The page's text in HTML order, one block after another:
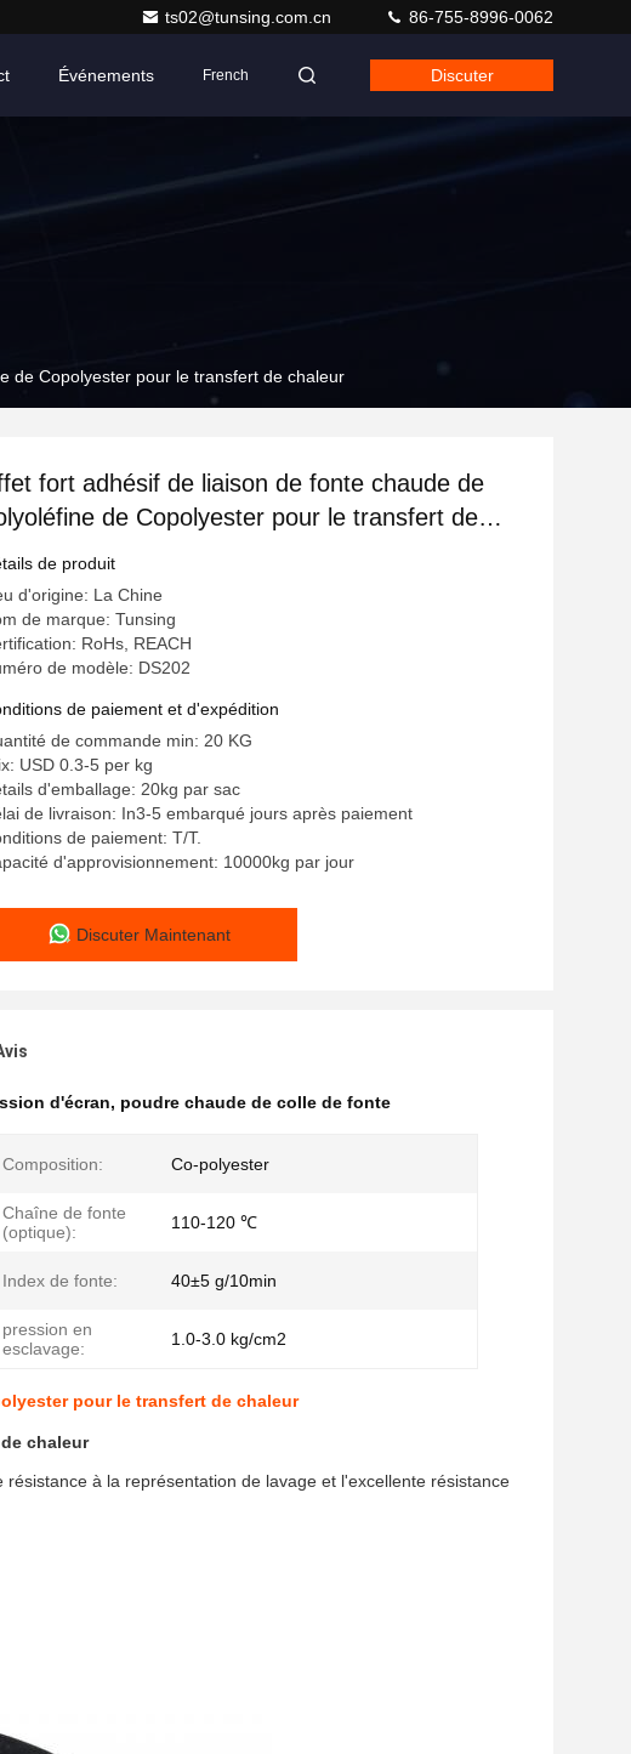
ts02@tunsing.com.cn 86-755-8996-0062
Événements French Discuter
de Copolyester pour le transfert de chaleur
fort adhésif de liaison de fonte chaude de
de Copolyester pour le transfert de
de produit
d'origine: La Chine
de marque: Tunsing
RoHs, REACH
de modèle: DS202
de paiement et d'expédition
de commande min: 20 KG
USD 0.3-5 per kg
d'emballage: 20kg par sac
de livraison: In3-5 embarqué jours après paiement
de paiement: T/T.
d'approvisionnement: 10000kg par jour
Discuter Maintenant
d'écran, poudre chaude de colle de fonte
Composition: Co-polyester
Chaîne de fonte
(optique):
110-120 ℃
Index de fonte: 40±5 g/10min
pression en
esclavage:
1.0-3.0 kg/cm2
pour le transfert de chaleur
chaleur
à la représentation de lavage et l'excellente résistance